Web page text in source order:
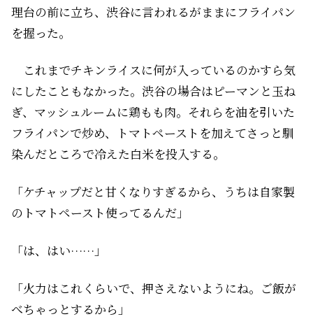
理台の前に立ち、渋谷に言われるがままにフライパン
を握った。
これまでチキンライスに何が入っているのかすら気
にしたこともなかった。渋谷の場合はピーマンと玉ね
ぎ、マッシュルームに鶏もも肉。それらを油を引いた
フライパンで炒め、トマトペーストを加えてさっと馴
染んだところで冷えた白米を投入する。
「ケチャップだと甘くなりすぎるから、うちは自家製
のトマトペースト使ってるんだ」
「は、はい……」
「火力はこれくらいで、押さえないようにね。ご飯が
べちゃっとするから」